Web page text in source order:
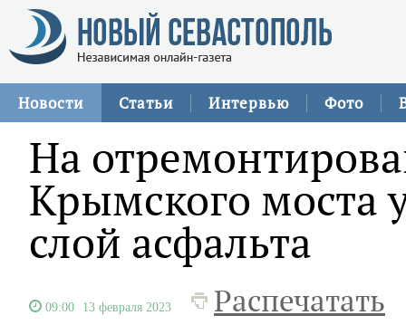
Новости Статьи Интервью Фото
На
Крымского моста
слой асфальта
09:00 13 февраля 2023 Распечатать